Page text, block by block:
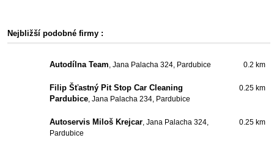
Nejbližší podobné firmy :
Autodílna Team, Jana Palacha 324, Pardubice 0.2 km
Filip Šťastný Pit Stop Car Cleaning
Pardubice, Jana Palacha 234, Pardubice
0.25 km
Autoservis Miloš Krejcar, Jana Palacha 324,
Pardubice
0.25 km